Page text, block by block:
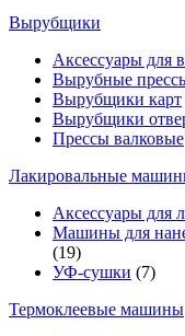
Вырубщики
Аксессуары для
Вырубные
Вырубщики карт
Вырубщики
Прессы валковые
Лакировальные
Аксессуары для
Машины для
(19)
УФ-сушки (7)
Термоклеевые машины